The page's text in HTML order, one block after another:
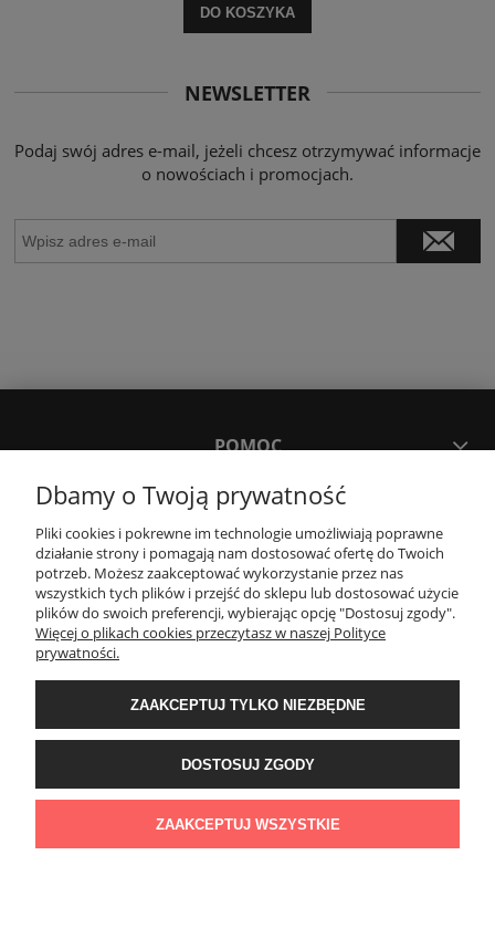
DO KOSZYKA
NEWSLETTER
Podaj swój adres e-mail, jeżeli chcesz otrzymywać informacje
o nowościach i promocjach.
POMOC
MOJE KONTO
PŁATNOŚCI I DOSTAWA
Wyposażenie łazienek Łazienki.eco | Pawła 23, 41-708 Ruda Śląska | E-mail:
sklep@lazienki.eco | Tel.: 600 012 164 lub 600 012 159 | TGS Przemysław
Stoń | NIP: 6312213594 | REGON: 276403698
Dbamy o Twoją prywatność
Pliki cookies i pokrewne im technologie umożliwiają poprawne
działanie strony i pomagają nam dostosować ofertę do Twoich
potrzeb. Możesz zaakceptować wykorzystanie przez nas
wszystkich tych plików i przejść do sklepu lub dostosować użycie
plików do swoich preferencji, wybierając opcję "Dostosuj zgody".
Więcej o plikach cookies przeczytasz w naszej Polityce
prywatności.
ZAAKCEPTUJ TYLKO NIEZBĘDNE
DOSTOSUJ ZGODY
ZAAKCEPTUJ WSZYSTKIE